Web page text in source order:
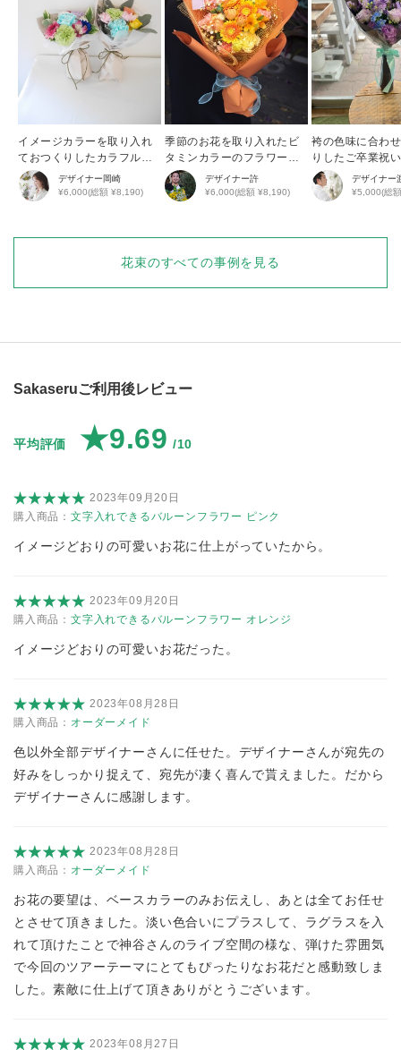
イメージカラーを取り入れ
ておつくりしたカラフルブ
ーケ
デザイナー岡崎
¥6,000(総額 ¥8,190)
季節のお花を取り入れたビ
タミンカラーのフラワーブ
ーケ
デザイナー許
¥6,000(総額 ¥8,190)
袴の色味に合わ
りしたご卒業祝
デザイナー
¥5,000(総
花束のすべての事例を見る
Sakaseruご利用後レビュー
平均評価 ★9.69 /10
2023年09月20日
購入商品： 文字入れできるバルーンフラワー ピンク
イメージどおりの可愛いお花に仕上がっていたから。
2023年09月20日
購入商品： 文字入れできるバルーンフラワー オレンジ
イメージどおりの可愛いお花だった。
2023年08月28日
購入商品： オーダーメイド
色以外全部デザイナーさんに任せた。デザイナーさんが宛先の
好みをしっかり捉えて、宛先が凄く喜んで貰えました。だから
デザイナーさんに感謝します。
2023年08月28日
購入商品： オーダーメイド
お花の要望は、ベースカラーのみお伝えし、あとは全てお任せ
とさせて頂きました。淡い色合いにプラスして、ラグラスを入
れて頂けたことで神谷さんのライブ空間の様な、弾けた雰囲気
で今回のツアーテーマにとてもぴったりなお花だと感動致しま
した。素敵に仕上げて頂きありがとうございます。
2023年08月27日